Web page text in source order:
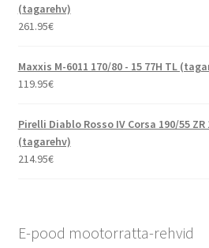
(tagarehv)
261.95€
Maxxis M-6011 170/80 - 15 77H TL
119.95€
Pirelli Diablo Rosso IV Corsa 190/55 ZR
(tagarehv)
214.95€
E-pood mootorratta-rehvid